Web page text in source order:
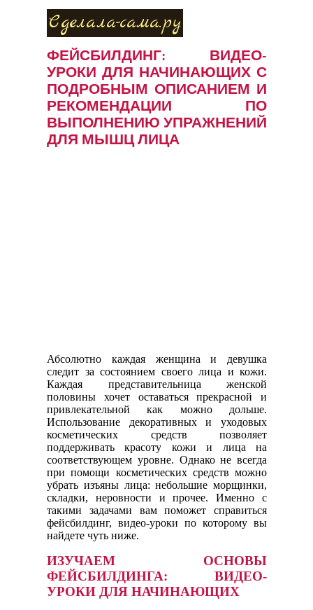
Сделала-сама.ру
ФЕЙСБИЛДИНГ: ВИДЕО-
УРОКИ ДЛЯ НАЧИНАЮЩИХ С
ПОДРОБНЫМ ОПИСАНИЕМ И
РЕКОМЕНДАЦИИ ПО
ВЫПОЛНЕНИЮ УПРАЖНЕНИЙ
ДЛЯ МЫШЦ ЛИЦА
Абсолютно каждая женщина и девушка
следит за состоянием своего лица и кожи.
Каждая представительница женской
половины хочет оставаться прекрасной и
привлекательной как можно дольше.
Использование декоративных и уходовых
косметических средств позволяет
поддерживать красоту кожи и лица на
соответствующем уровне. Однако не всегда
при помощи косметических средств можно
убрать изъяны лица: небольшие морщинки,
складки, неровности и прочее. Именно с
такими задачами вам поможет справиться
фейсбилдинг, видео-уроки по которому вы
найдете чуть ниже.
ИЗУЧАЕМ ОСНОВЫ
ФЕЙСБИЛДИНГА: ВИДЕО-
УРОКИ ДЛЯ НАЧИНАЮЩИХ